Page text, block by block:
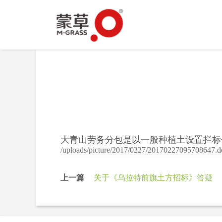
大青山劳务分包是以一般种植土设置拦
/uploads/picture/2017/0227/
上一篇 关于《乌拉特前旗土方招标》答疑